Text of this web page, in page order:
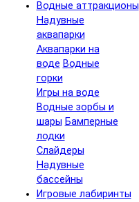
Водные аттракционы
Надувные
аквапарки
Аквапарки на
воде Водные
горки
Игры на воде
Водные зорбы и
шары Бамперные
лодки
Слайдеры
Надувные
бассейны
Игровые лабиринты